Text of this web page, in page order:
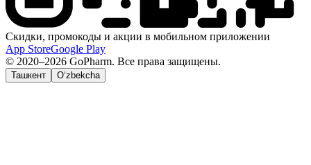
Скидки, промокоды и акции в мобильном приложении
App StoreGoogle Play
© 2020–2026 GoPharm. Все права защищены.
Ташкент O‘zbekcha